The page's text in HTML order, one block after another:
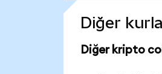
Diğer
Diğer kripto